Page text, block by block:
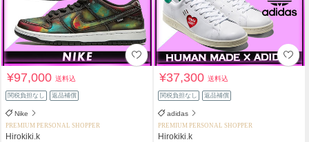
¥97,000送料込
関税負担なし 返品補償
Nike
PREMIUM PERSONAL SHOPPER
Hirokiki.k
¥37,300送料込
関税負担なし 返品補償
adidas
PREMIUM PERSONAL SHOPPER
Hirokiki.k